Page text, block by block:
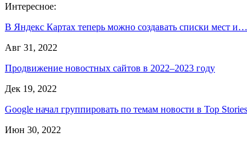
Интересное:
В Яндекс Картах теперь можно создавать списки мест и…
Авг 31, 2022
Продвижение новостных сайтов в 2022–2023 году
Дек 19, 2022
Google начал группировать по темам новости в Top
Июн 30, 2022